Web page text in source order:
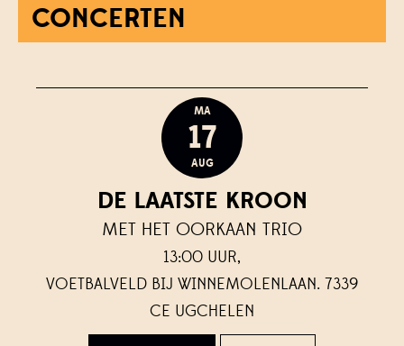
CONCERTEN
MA
17
AUG
DE LAATSTE KROON
MET HET OORKAAN TRIO
13:00 UUR,
VOETBALVELD BIJ WINNEMOLENLAAN. 7339
CE UGCHELEN